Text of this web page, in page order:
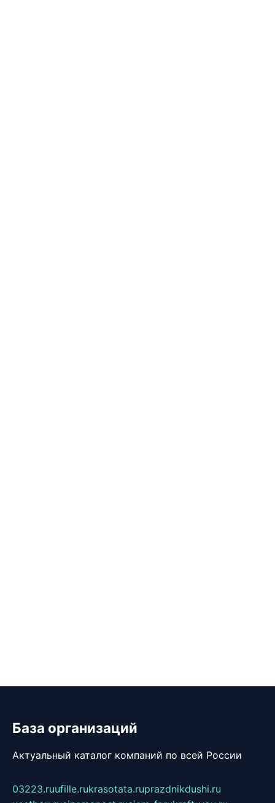
База организаций
Актуальный каталог компаний по всей России
03223.ruufille.rukrasotata.ruprazdnikdushi.ru